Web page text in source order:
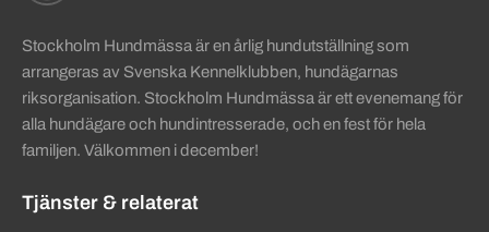
Stockholm Hundmässa är en årlig hundutställning som
arrangeras av Svenska Kennelklubben, hundägarnas
riksorganisation. Stockholm Hundmässa är ett evenemang för
alla hundägare och hundintresserade, och en fest för hela
familjen. Välkommen i december!
Tjänster & relaterat